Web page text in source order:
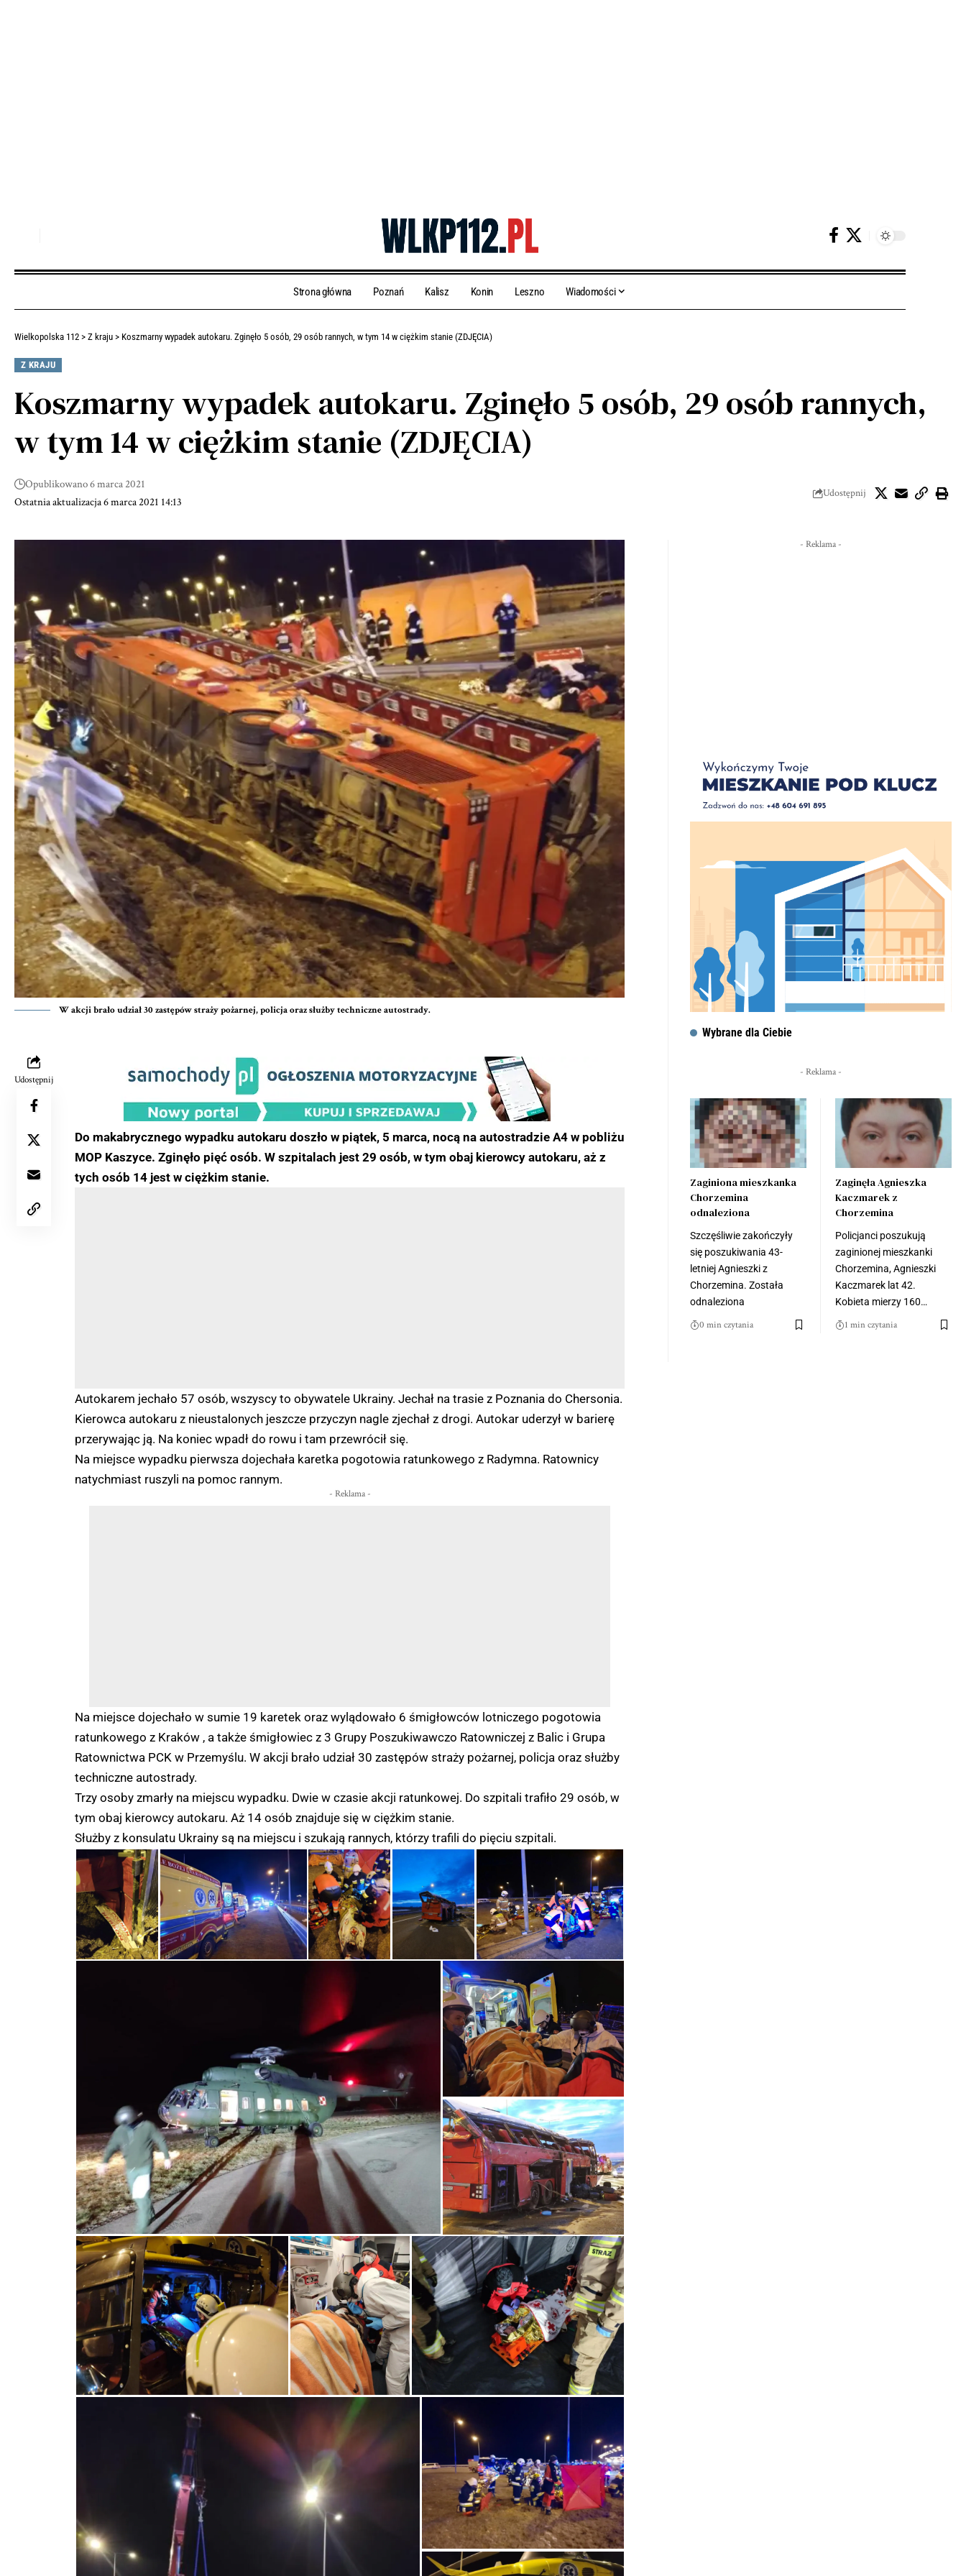
Strona główna Poznań Kalisz Konin Leszno Wiadomości
Wielkopolska 112 > Z kraju > Koszmarny wypadek autokaru. Zginęło 5 osób, 29 osób rannych, w tym 14 w ciężkim stanie (ZDJĘCIA)
Z KRAJU
Koszmarny wypadek autokaru. Zginęło 5 osób, 29 osób rannych,
w tym 14 w ciężkim stanie (ZDJĘCIA)
Ostatnia aktualizacja 6 marca 2021 14:13
Opublikowano 6 marca 2021
Udostępnij
W akcji brało udział 30 zastępów straży pożarnej, policja oraz służby techniczne autostrady.
Udostępnij
Do makabrycznego wypadku autokaru doszło w piątek, 5 marca, nocą na autostradzie A4 w pobliżu
MOP Kaszyce. Zginęło pięć osób. W szpitalach jest 29 osób, w tym obaj kierowcy autokaru, aż z
tych osób 14 jest w ciężkim stanie.
Autokarem jechało 57 osób, wszyscy to obywatele Ukrainy. Jechał na trasie z Poznania do Chersonia.
Kierowca autokaru z nieustalonych jeszcze przyczyn nagle zjechał z drogi. Autokar uderzył w barierę
przerywając ją. Na koniec wpadł do rowu i tam przewrócił się.
Na miejsce wypadku pierwsza dojechała karetka pogotowia ratunkowego z Radymna. Ratownicy
natychmiast ruszyli na pomoc rannym.
- Reklama -
Na miejsce dojechało w sumie 19 karetek oraz wylądowało 6 śmigłowców lotniczego pogotowia
ratunkowego z Kraków , a także śmigłowiec z 3 Grupy Poszukiwawczo Ratowniczej z Balic i Grupa
Ratownictwa PCK w Przemyślu. W akcji brało udział 30 zastępów straży pożarnej, policja oraz służby
techniczne autostrady.
Trzy osoby zmarły na miejscu wypadku. Dwie w czasie akcji ratunkowej. Do szpitali trafiło 29 osób, w
tym obaj kierowcy autokaru. Aż 14 osób znajduje się w ciężkim stanie.
Służby z konsulatu Ukrainy są na miejscu i szukają rannych, którzy trafili do pięciu szpitali.
- Reklama -
Wybrane dla Ciebie
- Reklama -
Zaginiona mieszkanka
Chorzemina
odnaleziona
Szczęśliwie zakończyły
się poszukiwania 43-
letniej Agnieszki z
Chorzemina. Została
odnaleziona
0 min czytania
Zaginęła Agnieszka
Kaczmarek z
Chorzemina
Policjanci poszukują
zaginionej mieszkanki
Chorzemina, Agnieszki
Kaczmarek lat 42.
Kobieta mierzy 160…
1 min czytania